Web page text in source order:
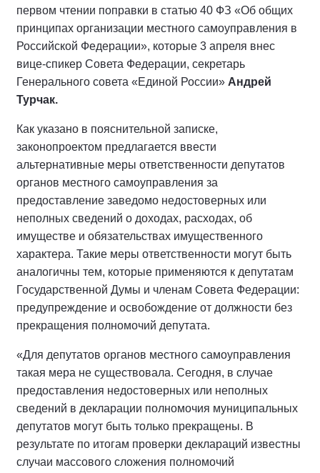
первом чтении поправки в статью 40 ФЗ «Об общих
принципах организации местного самоуправления в
Российской Федерации», которые 3 апреля внес
вице-спикер Совета Федерации, секретарь
Генерального совета «Единой России» Андрей
Турчак.
Как указано в пояснительной записке,
законопроектом предлагается ввести
альтернативные меры ответственности депутатов
органов местного самоуправления за
предоставление заведомо недостоверных или
неполных сведений о доходах, расходах, об
имуществе и обязательствах имущественного
характера. Такие меры ответственности могут быть
аналогичны тем, которые применяются к депутатам
Государственной Думы и членам Совета Федерации:
предупреждение и освобождение от должности без
прекращения полномочий депутата.
«Для депутатов органов местного самоуправления
такая мера не существовала. Сегодня, в случае
предоставления недостоверных или неполных
сведений в декларации полномочия муниципальных
депутатов могут быть только прекращены. В
результате по итогам проверки деклараций известны
случаи массового сложения полномочий